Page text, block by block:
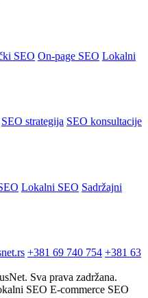
SEO On-page SEO Lokalni
SEO strategija SEO konsultacije
Lokalni SEO Sadržajni
+381 69 740 754 +381 63
Sva prava zadržana.
SEO E-commerce SEO